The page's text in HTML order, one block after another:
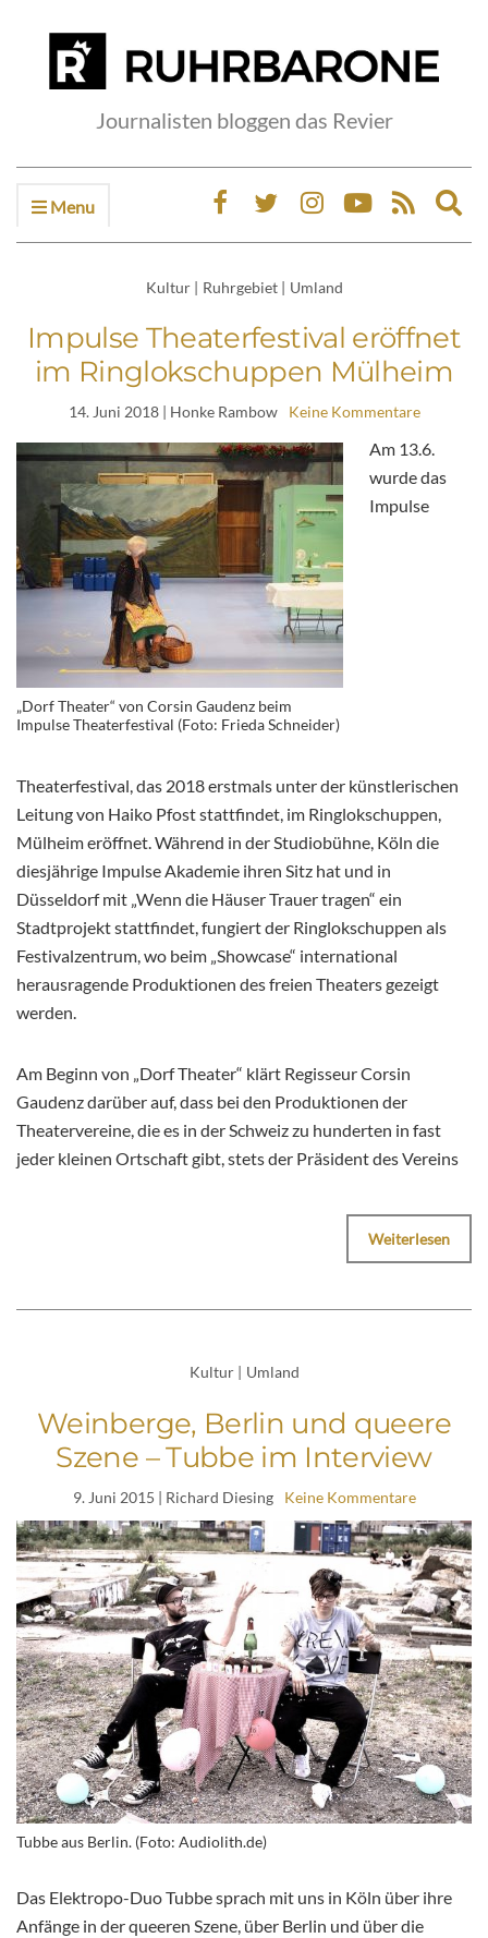
Journalisten bloggen das Revier
Menu
Kultur | Ruhrgebiet | Umland
Impulse Theaterfestival eröffnet
im Ringlokschuppen Mülheim
14. Juni 2018| Honke Rambow Keine Kommentare
„Dorf Theater“ von Corsin Gaudenz beim
Impulse Theaterfestival (Foto: Frieda Schneider)
Am 13.6.
wurde das
Impulse
Theaterfestival, das 2018 erstmals unter der künstlerischen
Leitung von Haiko Pfost stattfindet, im Ringlokschuppen,
Mülheim eröffnet. Während in der Studiobühne, Köln die
diesjährige Impulse Akademie ihren Sitz hat und in
Düsseldorf mit „Wenn die Häuser Trauer tragen“ ein
Stadtprojekt stattfindet, fungiert der Ringlokschuppen als
Festivalzentrum, wo beim „Showcase“ international
herausragende Produktionen des freien Theaters gezeigt
werden.
Am Beginn von „Dorf Theater“ klärt Regisseur Corsin
Gaudenz darüber auf, dass bei den Produktionen der
Theatervereine, die es in der Schweiz zu hunderten in fast
jeder kleinen Ortschaft gibt, stets der Präsident des Vereins
Weiterlesen
Kultur | Umland
Weinberge, Berlin und queere
Szene – Tubbe im Interview
9. Juni 2015 | Richard Diesing Keine Kommentare
Tubbe aus Berlin. (Foto: Audiolith.de)
Das Elektropo-Duo Tubbe sprach mit uns in Köln über ihre
Anfänge in der queeren Szene, über Berlin und über die